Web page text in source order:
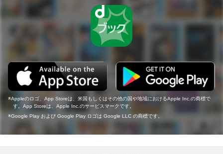
Appleのロゴ、App Storeは、米国もしくはその他の国や地域におけるApple Inc.の商標で
す。App Storeは、Apple Inc.のサービスマークです。
Google Play および Google Play ロゴは Google LLC の商標です。